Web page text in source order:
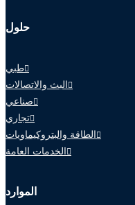
حلول
طبي
البث والاتصالات
صناعي
تجاري
الطاقة والبتروكيماويات
الخدمات العامة
الموارد